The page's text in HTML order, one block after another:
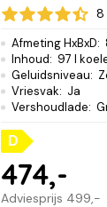
8
Afmeting HxBxD:
Inhoud: 97 l
Geluidsniveau:
Vriesvak: Ja
Vershoudlade:
D
Adviesprijs 499,-
474,-